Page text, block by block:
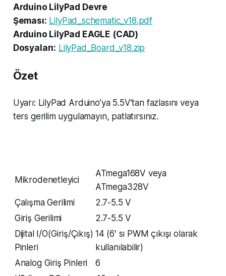
Arduino LilyPad Devre
Şeması: LilyPad_schematic_v18.pdf
Arduino LilyPad EAGLE (CAD)
Dosyaları: LilyPad_Board_v18.zip
Özet
Uyarı: LilyPad Arduino’ya 5.5V’tan fazlasını veya
ters gerilim uygulamayın, patlatırsınız.
Mikrodenetleyici
ATmega168V veya
ATmega328V
Çalışma Gerilimi
2.7-5.5 V
Giriş Gerilimi
2.7-5.5 V
Dijital I/O(Giriş/Çıkış)
Pinleri
14 (6′ sı PWM çıkışı olarak
kullanılabilir)
Analog Giriş Pinleri
6